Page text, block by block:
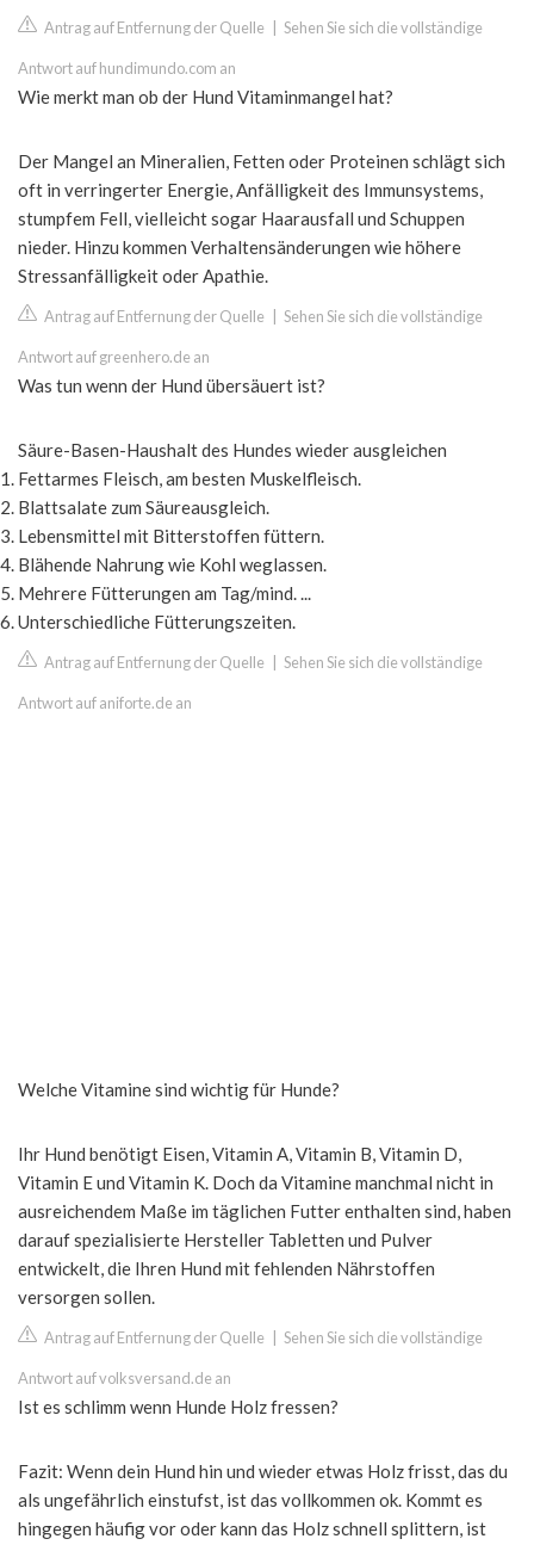
Antrag auf Entfernung der Quelle Sehen Sie sich die vollständige
Antwort auf hundimundo.com an
Wie merkt man ob der Hund Vitaminmangel hat?
Der Mangel an Mineralien, Fetten oder Proteinen schlägt sich
oft in verringerter Energie, Anfälligkeit des Immunsystems,
stumpfem Fell, vielleicht sogar Haarausfall und Schuppen
nieder. Hinzu kommen Verhaltensänderungen wie höhere
Stressanfälligkeit oder Apathie.
Antrag auf Entfernung der Quelle Sehen Sie sich die vollständige
Antwort auf greenhero.de an
Was tun wenn der Hund übersäuert ist?
Säure-Basen-Haushalt des Hundes wieder ausgleichen
Fettarmes Fleisch, am besten Muskelfleisch.
Blattsalate zum Säureausgleich.
Lebensmittel mit Bitterstoffen füttern.
Blähende Nahrung wie Kohl weglassen.
Mehrere Fütterungen am Tag/mind. ...
Unterschiedliche Fütterungszeiten.
Antrag auf Entfernung der Quelle Sehen Sie sich die vollständige
Antwort auf aniforte.de an
Welche Vitamine sind wichtig für Hunde?
Ihr Hund benötigt Eisen, Vitamin A, Vitamin B, Vitamin D,
Vitamin E und Vitamin K. Doch da Vitamine manchmal nicht in
ausreichendem Maße im täglichen Futter enthalten sind, haben
darauf spezialisierte Hersteller Tabletten und Pulver
entwickelt, die Ihren Hund mit fehlenden Nährstoffen
versorgen sollen.
Antrag auf Entfernung der Quelle Sehen Sie sich die vollständige
Antwort auf volksversand.de an
Ist es schlimm wenn Hunde Holz fressen?
Fazit: Wenn dein Hund hin und wieder etwas Holz frisst, das du
als ungefährlich einstufst, ist das vollkommen ok. Kommt es
hingegen häufig vor oder kann das Holz schnell splittern, ist